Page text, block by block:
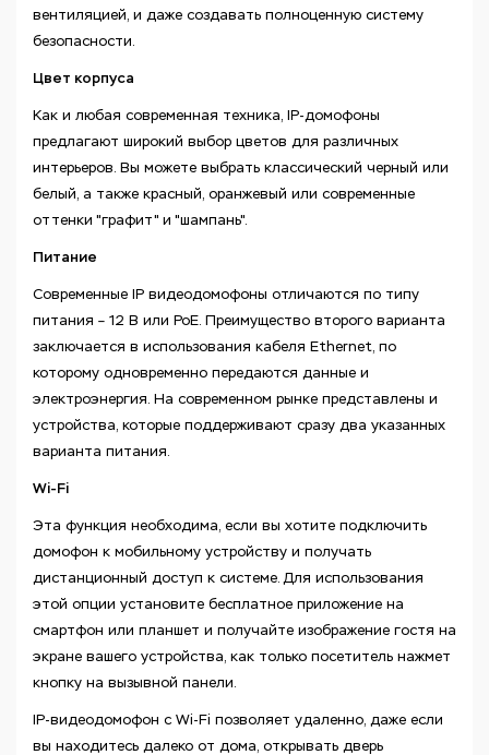
вентиляцией, и даже создавать полноценную систему
безопасности.
Цвет корпуса
Как и любая современная техника, IP-домофоны
предлагают широкий выбор цветов для различных
интерьеров. Вы можете выбрать классический черный или
белый, а также красный, оранжевый или современные
оттенки "графит" и "шампань".
Питание
Современные IP видеодомофоны отличаются по типу
питания – 12 В или PoE. Преимущество второго варианта
заключается в использования кабеля Ethernet, по
которому одновременно передаются данные и
электроэнергия. На современном рынке представлены и
устройства, которые поддерживают сразу два указанных
варианта питания.
Wi-Fi
Эта функция необходима, если вы хотите подключить
домофон к мобильному устройству и получать
дистанционный доступ к системе. Для использования
этой опции установите бесплатное приложение на
смартфон или планшет и получайте изображение гостя на
экране вашего устройства, как только посетитель нажмет
кнопку на вызывной панели.
IP-видеодомофон с Wi-Fi позволяет удаленно, даже если
вы находитесь далеко от дома, открывать дверь